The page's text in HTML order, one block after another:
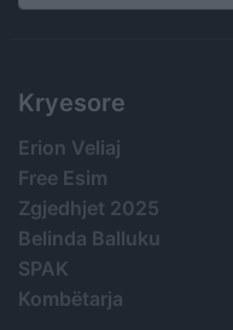
Search
Kryesore
Erion Veliaj
Free Esim
Zgjedhjet 2025
Belinda Balluku
SPAK
Kombëtarja